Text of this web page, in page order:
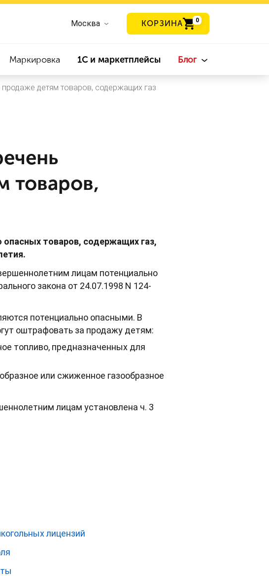
Москва КОРЗИНА 0
Маркировка 1С и маркетплейсы Блог
детям товаров, содержащих газ
товаров,
опасных товаров, содержащих газ,
лицам потенциально
закона от 24.07.1998 N 124-
потенциально опасными. В
оштрафовать за продажу детям:
топливо, предназначенных для
или сжиженное газообразное
лицам установлена ч. 3
лицензий